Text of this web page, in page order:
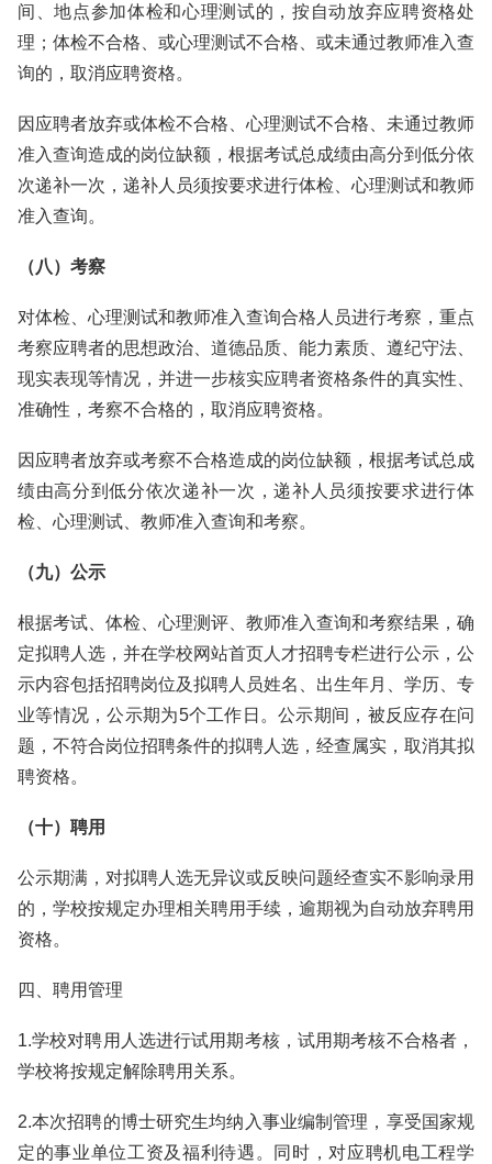
间、地点参加体检和心理测试的，按自动放弃应聘资格处
理；体检不合格、或心理测试不合格、或未通过教师准入查
询的，取消应聘资格。
因应聘者放弃或体检不合格、心理测试不合格、未通过教师
准入查询造成的岗位缺额，根据考试总成绩由高分到低分依
次递补一次，递补人员须按要求进行体检、心理测试和教师
准入查询。
（八）考察
对体检、心理测试和教师准入查询合格人员进行考察，重点
考察应聘者的思想政治、道德品质、能力素质、遵纪守法、
现实表现等情况，并进一步核实应聘者资格条件的真实性、
准确性，考察不合格的，取消应聘资格。
因应聘者放弃或考察不合格造成的岗位缺额，根据考试总成
绩由高分到低分依次递补一次，递补人员须按要求进行体
检、心理测试、教师准入查询和考察。
（九）公示
根据考试、体检、心理测评、教师准入查询和考察结果，确
定拟聘人选，并在学校网站首页人才招聘专栏进行公示，公
示内容包括招聘岗位及拟聘人员姓名、出生年月、学历、专
业等情况，公示期为5个工作日。公示期间，被反应存在问
题，不符合岗位招聘条件的拟聘人选，经查属实，取消其拟
聘资格。
（十）聘用
公示期满，对拟聘人选无异议或反映问题经查实不影响录用
的，学校按规定办理相关聘用手续，逾期视为自动放弃聘用
资格。
四、聘用管理
1.学校对聘用人选进行试用期考核，试用期考核不合格者，
学校将按规定解除聘用关系。
2.本次招聘的博士研究生均纳入事业编制管理，享受国家规
定的事业单位工资及福利待遇。同时，对应聘机电工程学